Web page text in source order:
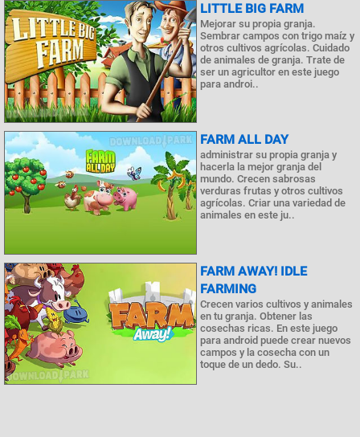
LITTLE BIG FARM
Mejorar su propia granja.
Sembrar campos con trigo maíz y
otros cultivos agrícolas. Cuidado
de animales de granja. Trate de
ser un agricultor en este juego
para androi..
FARM ALL DAY
administrar su propia granja y
hacerla la mejor granja del
mundo. Crecen sabrosas
verduras frutas y otros cultivos
agrícolas. Criar una variedad de
animales en este ju..
FARM AWAY! IDLE
FARMING
Crecen varios cultivos y animales
en tu granja. Obtener las
cosechas ricas. En este juego
para android puede crear nuevos
campos y la cosecha con un
toque de un dedo. Su..